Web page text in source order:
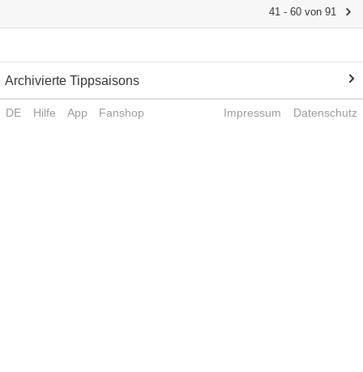
41 - 60 von 91
Archivierte Tippsaisons
DE Hilfe App Fanshop Impressum Datenschutz